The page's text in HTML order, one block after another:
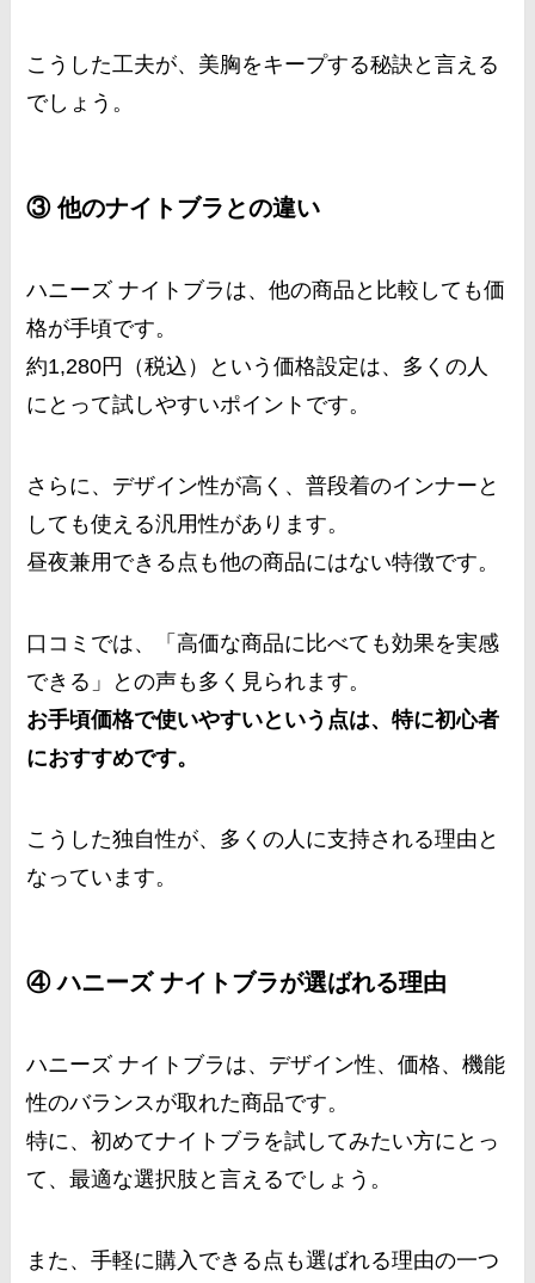
こうした工夫が、美胸をキープする秘訣と言える
でしょう。
③ 他のナイトブラとの違い
ハニーズ ナイトブラは、他の商品と比較しても価
格が手頃です。
約1,280円（税込）という価格設定は、多くの人
にとって試しやすいポイントです。
さらに、デザイン性が高く、普段着のインナーと
しても使える汎用性があります。
昼夜兼用できる点も他の商品にはない特徴です。
口コミでは、「高価な商品に比べても効果を実感
できる」との声も多く見られます。
お手頃価格で使いやすいという点は、特に初心者
におすすめです。
こうした独自性が、多くの人に支持される理由と
なっています。
④ ハニーズ ナイトブラが選ばれる理由
ハニーズ ナイトブラは、デザイン性、価格、機能
性のバランスが取れた商品です。
特に、初めてナイトブラを試してみたい方にとっ
て、最適な選択肢と言えるでしょう。
また、手軽に購入できる点も選ばれる理由の一つ